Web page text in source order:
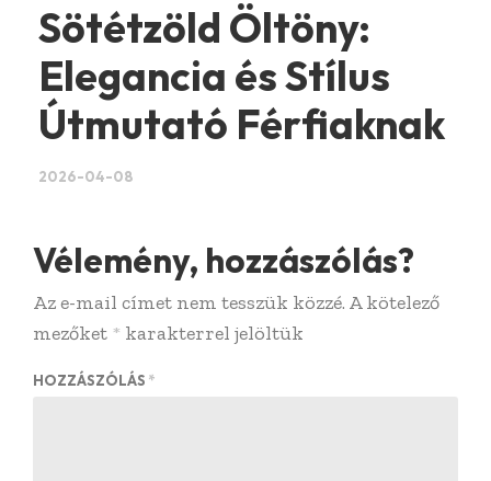
Sötétzöld Öltöny:
Elegancia és Stílus
Útmutató Férfiaknak
2026-04-08
Vélemény, hozzászólás?
Az e-mail címet nem tesszük közzé. A kötelező
mezőket * karakterrel jelöltük
HOZZÁSZÓLÁS *